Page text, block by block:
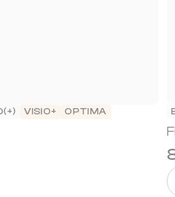
VISIO+ OPTIMA